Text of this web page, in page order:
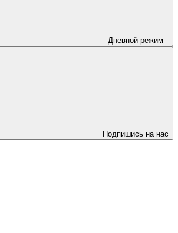
Дневной режим
Подпишись на нас